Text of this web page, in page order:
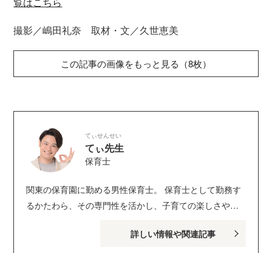
撮影／嶋田礼奈 取材・文／久世恵美
この記事の画像をもっと見る（8枚）
てぃせんせい
てぃ先生
保育士
関東の保育園に勤める男性保育士。 保育士として勤務す
るかたわら、その専門性を活かし、子育ての楽しさや子
の講演は年間50回以上。 他園で保育内容へのアドバイス
詳しい情報や関連記事